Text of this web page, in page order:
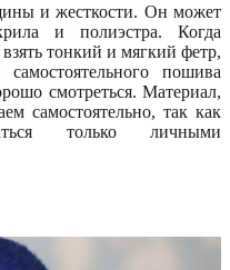
и жесткости. Он может
и полиэстра. Когда
тонкий и мягкий фетр,
пошива
смотреться. Материал,
самостоятельно, так как
только личными